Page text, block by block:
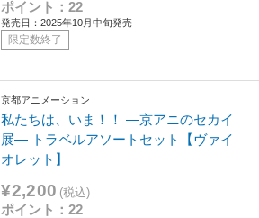
ポイント：22
発売日：2025年10月中旬発売
限定数終了
京都アニメーション
私たちは、いま！！ ―京アニのセカイ
展― トラベルアソートセット【ヴァイ
オレット】
¥2,200 (税込)
ポイント：22